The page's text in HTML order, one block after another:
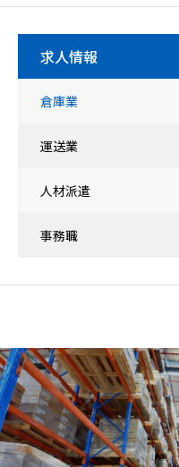
求人情報
倉庫業
運送業
人材派遣
事務職